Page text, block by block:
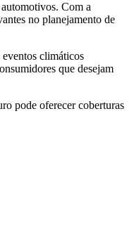
Com a
no planejamento de
climáticos
que desejam
pode oferecer coberturas